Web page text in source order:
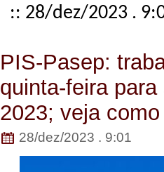
:: 28/dez/2023 .
PIS-Pasep:
quinta-feira
2023; veja
28/dez/2023 . 9:01